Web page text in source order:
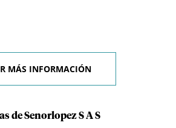
MÁS INFORMACIÓN
de Senorlopez S A S